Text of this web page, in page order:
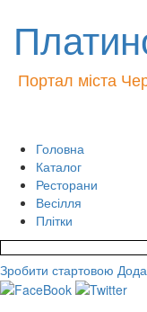
Портал міста
Головна
Каталог
Ресторани
Весілля
Плітки
Зробити стартовою